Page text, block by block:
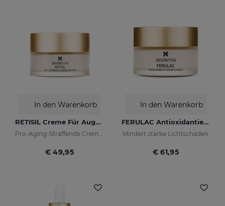
In den Warenkorb
RETISIL Creme Für Augen Und Lippen
Pro-Aging-Straffende Creme für Augen- und Lippenkonturen
€ 49,95
In den Warenkorb
FERULAC Antioxidantien-Creme
Mindert starke Lichtschäden
€ 61,95